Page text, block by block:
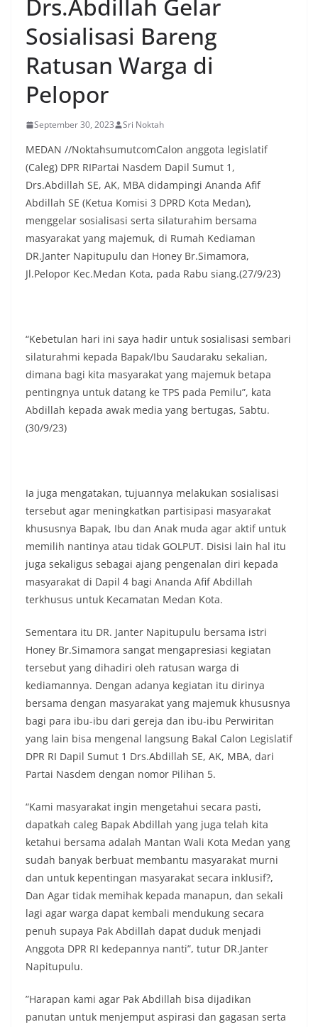
Drs.Abdillah Gelar
Sosialisasi Bareng
Ratusan Warga di
Pelopor
September 30, 2023 Sri Noktah
MEDAN //NoktahsumutcomCalon anggota legislatif
(Caleg) DPR RIPartai Nasdem Dapil Sumut 1,
Drs.Abdillah SE, AK, MBA didampingi Ananda Afif
Abdillah SE (Ketua Komisi 3 DPRD Kota Medan),
menggelar sosialisasi serta silaturahim bersama
masyarakat yang majemuk, di Rumah Kediaman
DR.Janter Napitupulu dan Honey Br.Simamora,
Jl.Pelopor Kec.Medan Kota, pada Rabu siang.(27/9/23)
“Kebetulan hari ini saya hadir untuk sosialisasi sembari
silaturahmi kepada Bapak/Ibu Saudaraku sekalian,
dimana bagi kita masyarakat yang majemuk betapa
pentingnya untuk datang ke TPS pada Pemilu”, kata
Abdillah kepada awak media yang bertugas, Sabtu.
(30/9/23)
Ia juga mengatakan, tujuannya melakukan sosialisasi
tersebut agar meningkatkan partisipasi masyarakat
khususnya Bapak, Ibu dan Anak muda agar aktif untuk
memilih nantinya atau tidak GOLPUT. Disisi lain hal itu
juga sekaligus sebagai ajang pengenalan diri kepada
masyarakat di Dapil 4 bagi Ananda Afif Abdillah
terkhusus untuk Kecamatan Medan Kota.
Sementara itu DR. Janter Napitupulu bersama istri
Honey Br.Simamora sangat mengapresiasi kegiatan
tersebut yang dihadiri oleh ratusan warga di
kediamannya. Dengan adanya kegiatan itu dirinya
bersama dengan masyarakat yang majemuk khususnya
bagi para ibu-ibu dari gereja dan ibu-ibu Perwiritan
yang lain bisa mengenal langsung Bakal Calon Legislatif
DPR RI Dapil Sumut 1 Drs.Abdillah SE, AK, MBA, dari
Partai Nasdem dengan nomor Pilihan 5.
“Kami masyarakat ingin mengetahui secara pasti,
dapatkah caleg Bapak Abdillah yang juga telah kita
ketahui bersama adalah Mantan Wali Kota Medan yang
sudah banyak berbuat membantu masyarakat murni
dan untuk kepentingan masyarakat secara inklusif?,
Dan Agar tidak memihak kepada manapun, dan sekali
lagi agar warga dapat kembali mendukung secara
penuh supaya Pak Abdillah dapat duduk menjadi
Anggota DPR RI kedepannya nanti”, tutur DR.Janter
Napitupulu.
”Harapan kami agar Pak Abdillah bisa dijadikan
panutan untuk menjemput aspirasi dan gagasan serta